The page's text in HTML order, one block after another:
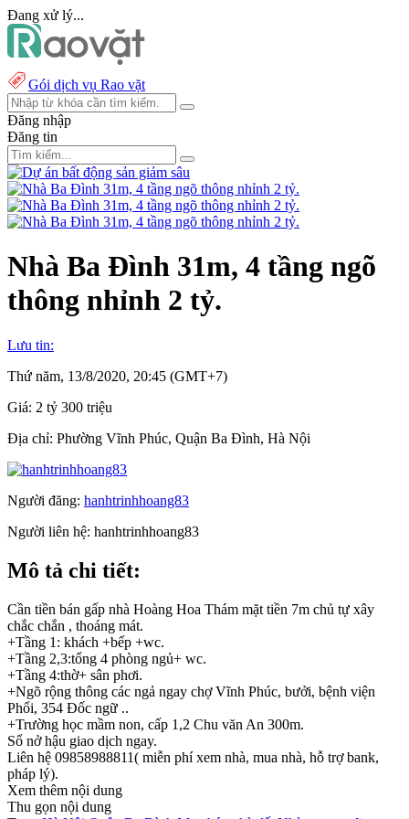
Đang xử lý...
Gói dịch vụ Rao vặt
Đăng nhập
Đăng tin
Nhà Ba Đình 31m, 4 tầng ngõ
thông nhỉnh 2 tỷ.
Lưu tin:
Thứ năm, 13/8/2020, 20:45 (GMT+7)
Giá: 2 tỷ 300 triệu
Địa chỉ: Phường Vĩnh Phúc, Quận Ba Đình, Hà Nội
Người đăng: hanhtrinhhoang83
Người liên hệ: hanhtrinhhoang83
Mô tả chi tiết:
Cần tiền bán gấp nhà Hoàng Hoa Thám mặt tiền 7m chủ tự xây
chắc chắn , thoáng mát.
+Tầng 1: khách +bếp +wc.
+Tầng 2,3:tổng 4 phòng ngủ+ wc.
+Tầng 4:thờ+ sân phơi.
+Ngõ rộng thông các ngả ngay chợ Vĩnh Phúc, bưởi, bệnh viện
Phổi, 354 Đốc ngữ ..
+Trường học mầm non, cấp 1,2 Chu văn An 300m.
Sổ nở hậu giao dịch ngay.
Liên hệ 09858988811( miễn phí xem nhà, mua nhà, hỗ trợ bank,
pháp lý).
Xem thêm nội dung
Thu gọn nội dung